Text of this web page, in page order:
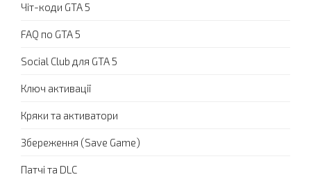
Чіт-коди GTA 5
FAQ по GTA 5
Social Club для GTA 5
Ключ активації
Кряки та активатори
Збереження (Save Game)
Патчі та DLC